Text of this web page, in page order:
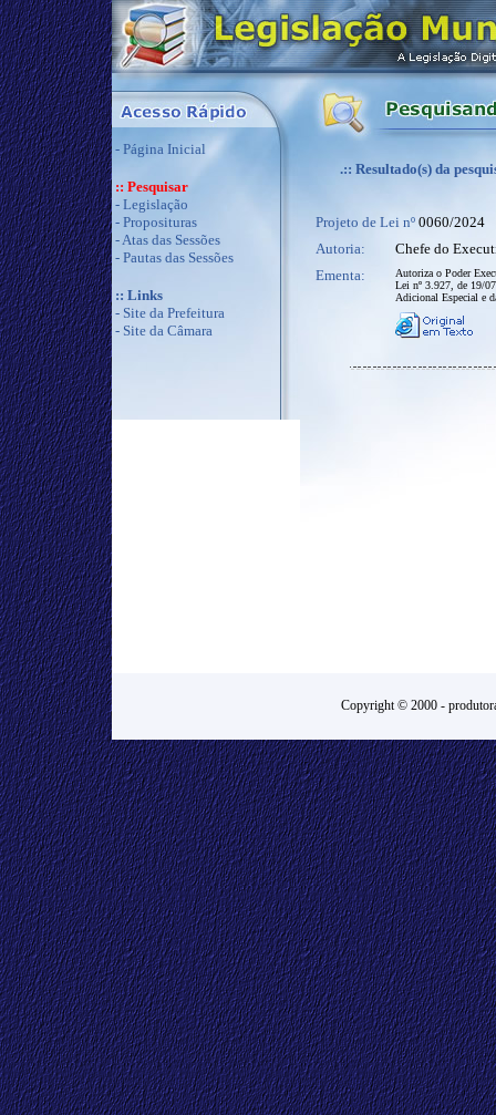
- Página Inicial
:: Pesquisar
- Legislação
- Proposituras
-Atas das Sessões
- Pautas das Sessões
:: Links
- Site da Prefeitura
- Site da Câmara
.:: Resultado(s) da
Projeto de Lei nº 0060/2024
Autoria:
Chefe do
Ementa:
Autoriza o Poder
Lei nº 3.927, de 19/
Adicional Especial e
Copyright © 2000 -